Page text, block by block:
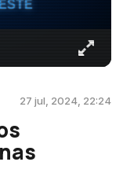
27 jul, 2024, 22:24